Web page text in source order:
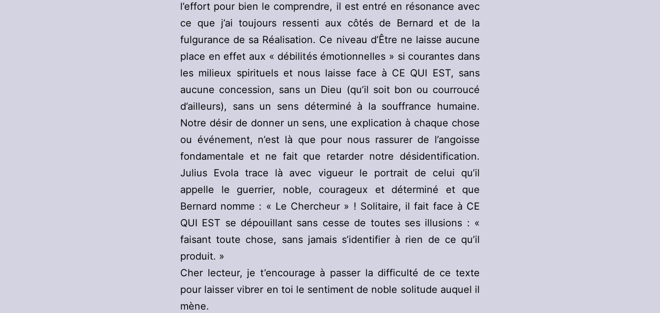
l’effort pour bien le comprendre, il est entré en résonance avec
ce que j’ai toujours ressenti aux côtés de Bernard et de la
fulgurance de sa Réalisation. Ce niveau d’Être ne laisse aucune
place en effet aux « débilités émotionnelles » si courantes dans
les milieux spirituels et nous laisse face à CE QUI EST, sans
aucune concession, sans un Dieu (qu’il soit bon ou courroucé
d’ailleurs), sans un sens déterminé à la souffrance humaine.
Notre désir de donner un sens, une explication à chaque chose
ou événement, n’est là que pour nous rassurer de l’angoisse
fondamentale et ne fait que retarder notre désidentification.
Julius Evola trace là avec vigueur le portrait de celui qu’il
appelle le guerrier, noble, courageux et déterminé et que
Bernard nomme : « Le Chercheur » ! Solitaire, il fait face à CE
QUI EST se dépouillant sans cesse de toutes ses illusions : «
faisant toute chose, sans jamais s’identifier à rien de ce qu’il
produit. »
Cher lecteur, je t’encourage à passer la difficulté de ce texte
pour laisser vibrer en toi le sentiment de noble solitude auquel il
mène.